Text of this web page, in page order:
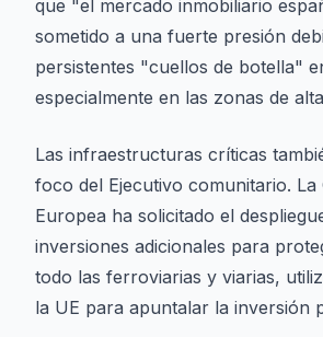
que "el mercado inmobiliario
sometido a una fuerte presión
persistentes "cuellos de botella"
especialmente en las zonas de
Las infraestructuras críticas
foco del Ejecutivo comunitario. La
Europea ha solicitado el
inversiones adicionales para
todo las ferroviarias y viarias,
la UE para apuntalar la inversión